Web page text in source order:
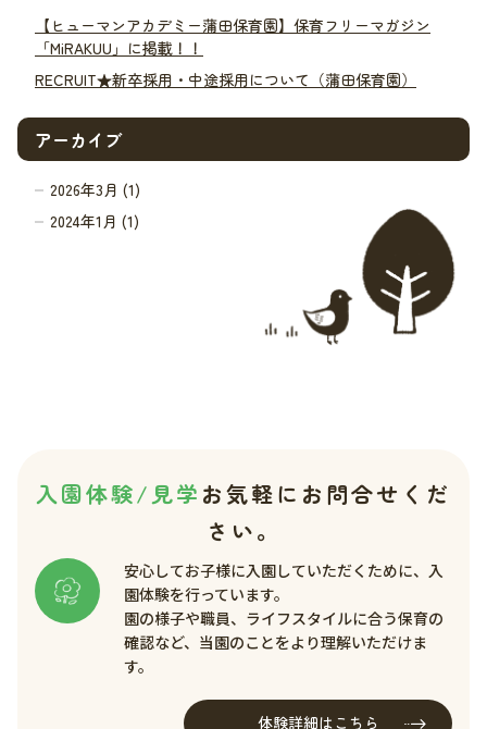
【ヒューマンアカデミー蒲田保育園】保育フリーマガジン
「MiRAKUU」に掲載！！
RECRUIT★新卒採用・中途採用について（蒲田保育園）
アーカイブ
2026年3月 (1)
2024年1月 (1)
入園体験/見学 お気軽にお問合せくだ
さい。
安心してお子様に入園していただくために、入
園体験を行っています。
園の様子や職員、ライフスタイルに合う保育の
確認など、当園のことをより理解いただけま
す。
体験詳細はこちら